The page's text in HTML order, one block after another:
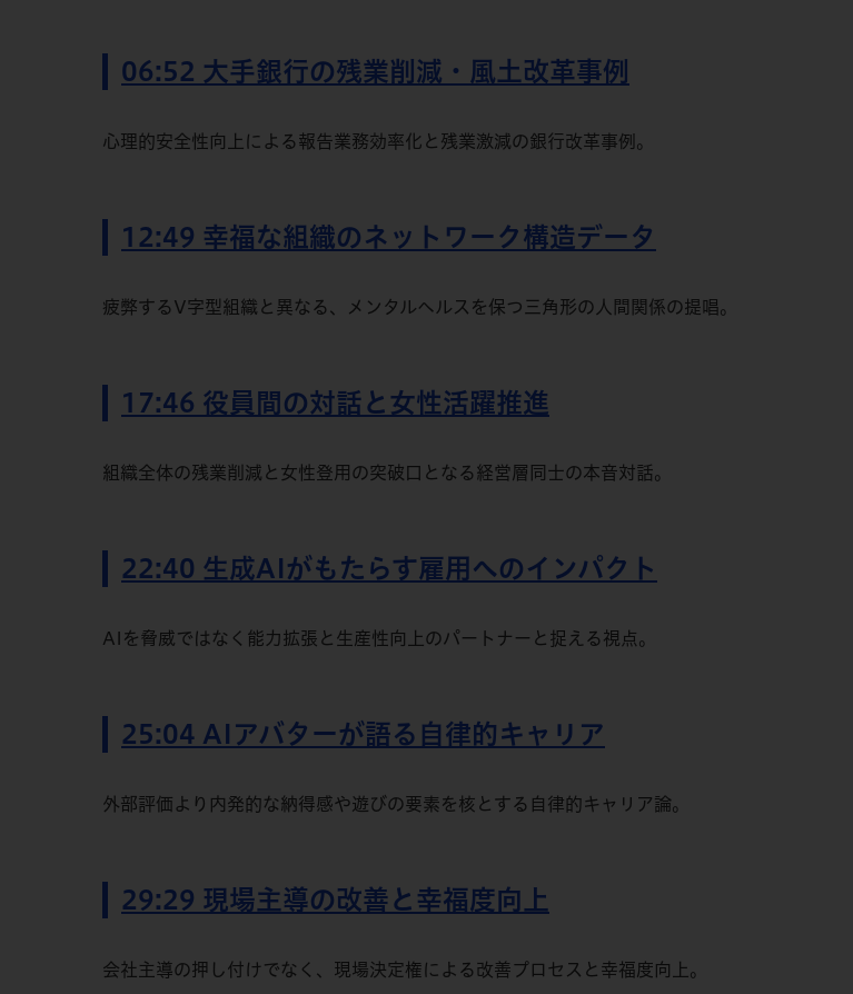
06:52 大手銀行の残業削減・風土改革事例
心理的安全性向上による報告業務効率化と残業激減の銀行改革事例。
12:49 幸福な組織のネットワーク構造データ
疲弊するV字型組織と異なる、メンタルヘルスを保つ三角形の人間関係の提唱。
17:46 役員間の対話と女性活躍推進
組織全体の残業削減と女性登用の突破口となる経営層同士の本音対話。
22:40 生成AIがもたらす雇用へのインパクト
AIを脅威ではなく能力拡張と生産性向上のパートナーと捉える視点。
25:04 AIアバターが語る自律的キャリア
外部評価より内発的な納得感や遊びの要素を核とする自律的キャリア論。
29:29 現場主導の改善と幸福度向上
会社主導の押し付けでなく、現場決定権による改善プロセスと幸福度向上。